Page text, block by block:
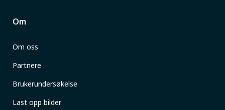
Om
Om oss
Partnere
Brukerundersøkelse
Last opp bilder